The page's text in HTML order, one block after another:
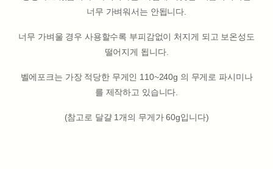
너무 가벼워서는 안됩니다.
너무 가벼울 경우 사용할수록 부피감없이 처지게 되고 보온성도
떨어지게 됩니다.
벨에포크는 가장 적당한 무게인 110~240g 의 무게로 파시미나
를 제작하고 있습니다.
(참고로 달걀 1개의 무게가 60g입니다)